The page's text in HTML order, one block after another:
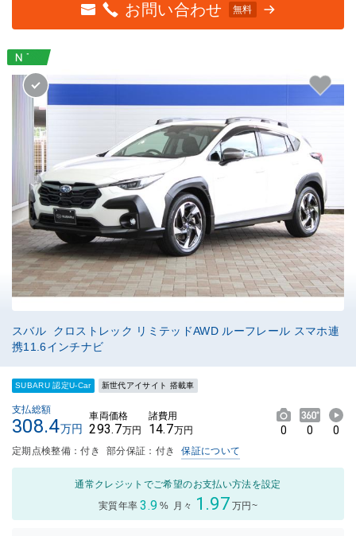
お問い合わせ 無料
スバル クロストレック リミテッドAWD ルーフレール スマホ連
携11.6インチナビ
SUBARU 認定U-Car 新世代アイサイト 搭載車
支払総額
308.4万円
車両価格
293.7万円
諸費用
14.7万円 0 0 0
定期点検整備：付き 部分保証：付き 保証について
通常クレジットでご希望のお支払い方法を設定
実質年率 3.9 % 月々 1.97 万円~